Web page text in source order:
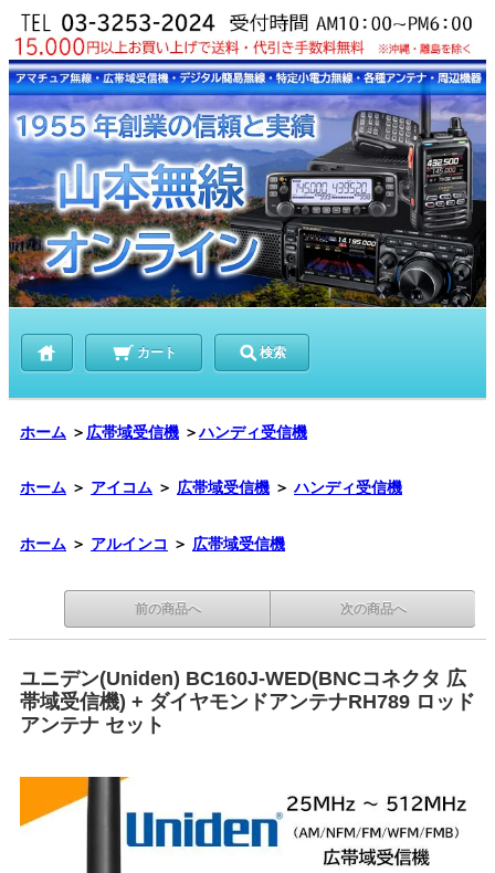
カート 検索
ホーム ＞ 広帯域受信機 ＞ハンディ受信機
ホーム ＞ アイコム ＞ 広帯域受信機 ＞ ハンディ受信機
ホーム ＞ アルインコ ＞ 広帯域受信機
前の商品へ 次の商品へ
ユニデン(Uniden) BC160J-WED(BNCコネクタ 広
帯域受信機) + ダイヤモンドアンテナRH789 ロッド
アンテナ セット